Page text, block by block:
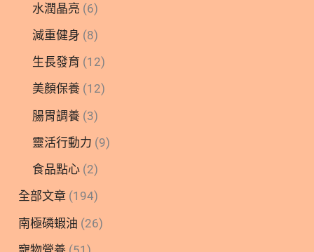
水潤晶亮 (6)
減重健身 (8)
生長發育 (12)
美顏保養 (12)
腸胃調養 (3)
靈活行動力 (9)
食品點心 (2)
全部文章 (194)
南極磷蝦油 (26)